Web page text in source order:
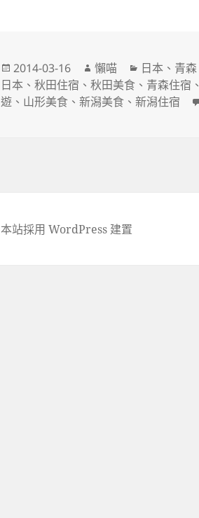
發
佈
日
2014-03-16
作
者
懶喵
分
類
日本 、 青森
日本 、秋田住宿 、秋田美食 、 青森住宿 、
遊 、 山形美食 、新潟美食 、新潟住宿
本站採用 WordPress 建置